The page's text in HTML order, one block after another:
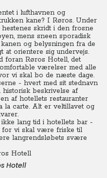
i lufthavnen og
kane? I Røros. Under
skridt i den frosne
mens sneen sporadisk
og belysningen fra de
at orientere sig undervejs.
foran Røros Hotell, det
værelser med alle
vi skal bo de næste dage.
- hvert med sit stednavn
beskrivelse af
af hotellets restauranter
la carte. Alt er veltillavet og
lang tid i hotellets bar -
for vi skal være friske til
langrendsløbets svære
Hotell